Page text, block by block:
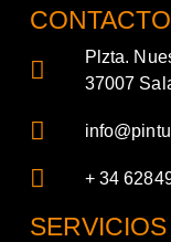
CONTACTO
Plzta.
37007
+ 34
SERVICIOS